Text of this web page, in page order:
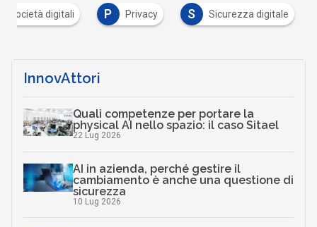
e società digitali P Privacy S Sicurezza digitale
InnovAttori
Quali competenze per portare la
physical AI nello spazio: il caso Sitael
22 Lug 2026
AI in azienda, perché gestire il
cambiamento è anche una questione di
sicurezza
10 Lug 2026